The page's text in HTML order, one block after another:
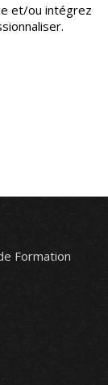
et/ou intégrez
Formation